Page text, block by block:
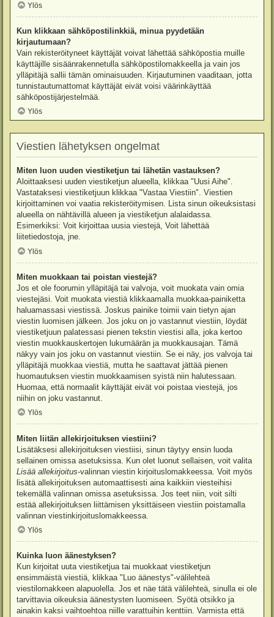
Ylös
Kun klikkaan sähköpostilinkkiä, minua pyydetään
kirjautumaan?
Vain rekisteröityneet käyttäjät voivat lähettää sähköpostia muille
käyttäjille sisäänrakennetulla sähköpostilomakkeella ja vain jos
ylläpitäjä sallii tämän ominaisuuden. Kirjautuminen vaaditaan, jotta
tunnistautumattomat käyttäjät eivät voisi väärinkäyttää
sähköpostijärjestelmää.
Ylös
Viestien lähetyksen ongelmat
Miten luon uuden viestiketjun tai lähetän vastauksen?
Aloittaaksesi uuden viestiketjun alueella, klikkaa "Uusi Aihe".
Vastataksesi viestiketjuun klikkaa "Vastaa Viestiin". Viestien
kirjoittaminen voi vaatia rekisteröitymisen. Lista sinun oikeuksistasi
alueella on nähtävillä alueen ja viestiketjun alalaidassa.
Esimerkiksi: Voit kirjoittaa uusia viestejä, Voit lähettää
liitetiedostoja, jne.
Ylös
Miten muokkaan tai poistan viestejä?
Jos et ole foorumin ylläpitäjä tai valvoja, voit muokata vain omia
viestejäsi. Voit muokata viestiä klikkaamalla muokkaa-painiketta
haluamassasi viestissä. Joskus painike toimii vain tietyn ajan
viestin luomisen jälkeen. Jos joku on jo vastannut viestiin, löydät
viestiketjuun palatessasi pienen tekstin viestisi alla, joka kertoo
viestin muokkauskertojen lukumäärän ja muokkausajan. Tämä
näkyy vain jos joku on vastannut viestiin. Se ei näy, jos valvoja tai
ylläpitäjä muokkaa viestiä, mutta he saattavat jättää pienen
huomautuksen viestin muokkaamisen syistä niin halutessaan.
Huomaa, että normaalit käyttäjät eivät voi poistaa viestejä, jos
niihin on joku vastannut.
Ylös
Miten liitän allekirjoituksen viestiini?
Lisätäksesi allekirjoituksen viestiisi, sinun täytyy ensin luoda
sellainen omissa asetuksissa. Kun olet luonut sellaisen, voit valita
Lisää allekirjoitus-valinnan viestin kirjoituslomakkeessa. Voit myös
lisätä allekirjoituksen automaattisesti aina kaikkiin viesteihisi
tekemällä valinnan omissa asetuksissa. Jos teet niin, voit silti
estää allekirjoituksen liittämisen yksittäiseen viestiin poistamalla
valinnan viestinkirjoituslomakkeessa.
Ylös
Kuinka luon äänestyksen?
Kun kirjoitat uuta viestiketjua tai muokkaat viestiketjun
ensimmäistä viestiä, klikkaa "Luo äänestys"-välilehteä
viestilomakkeen alapuolella. Jos et näe tätä välilehteä, sinulla ei ole
tarvittavia oikeuksia äänestysten luomiseen. Syötä otsikko ja
ainakin kaksi vaihtoehtoa niille varattuihin kenttiin. Varmista että